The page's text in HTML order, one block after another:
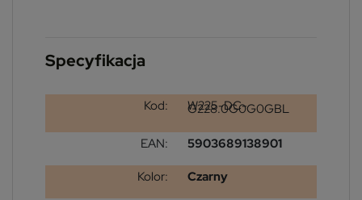
Specyfikacja
Kod: W225-DC-
G228.0G0G0GBL
EAN: 5903689138901
Kolor: Czarny